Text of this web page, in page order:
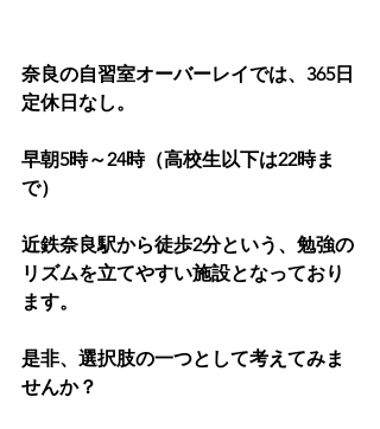
奈良の自習室オーバーレイでは、365日
定休日なし。
早朝5時～24時（高校生以下は22時ま
で）
近鉄奈良駅から徒歩2分という、勉強の
リズムを立てやすい施設となっており
ます。
是非、選択肢の一つとして考えてみま
せんか？